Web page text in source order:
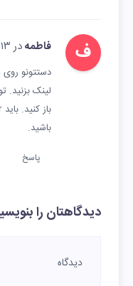
ف فاطمهدر ۱۳ مهر ۱۴۰۴
دستتونو روی
لینک بزنید.
باشید.
پاسخ
دیدگاهتان را